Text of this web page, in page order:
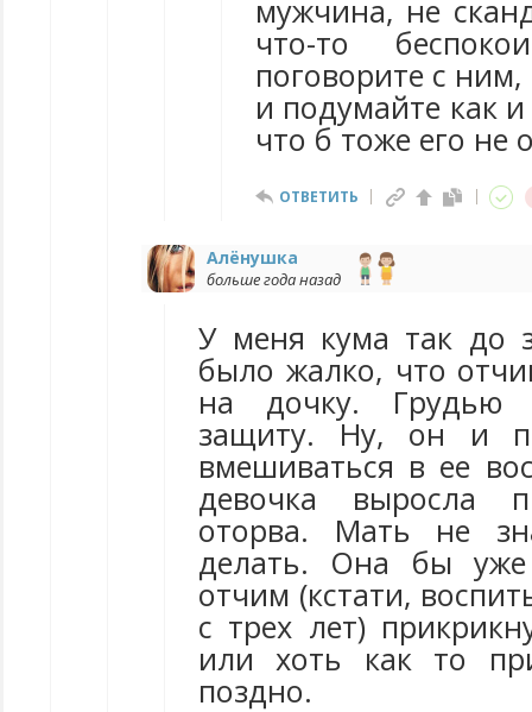
мужчина, не
что-то
поговорите с
и подумайте как
что б тоже его не
ОТВЕТИТЬ
Алёнушка
больше года назад
У меня кума так до
было жалко, что
на дочку. Грудью
защиту. Ну, он и
вмешиваться в ее
девочка выросла
оторва. Мать не
делать. Она бы
отчим (кстати,
с трех лет)
или хоть как то
поздно.